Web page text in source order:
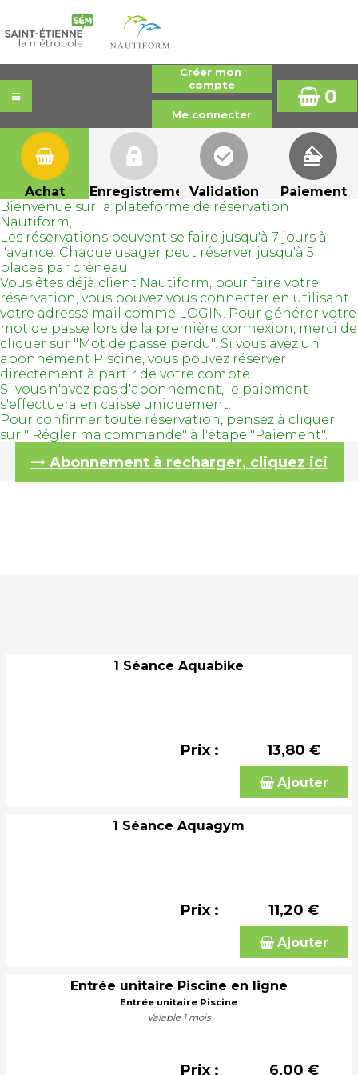
0
Achat EnregistrementValidation
Paiement
Bienvenue sur la plateforme de réservation
Nautiform,
Les réservations peuvent se faire jusqu'à 7 jours à
l'avance. Chaque usager peut réserver jusqu'à 5
places par créneau.
Vous êtes déjà client Nautiform, pour faire votre
réservation, vous pouvez vous connecter en utilisant
votre adresse mail comme LOGIN. Pour générer votre
mot de passe lors de la première connexion, merci de
cliquer sur "Mot de passe perdu". Si vous avez un
abonnement Piscine, vous pouvez réserver
directement à partir de votre compte.
Si vous n'avez pas d'abonnement, le paiement
s'effectuera en caisse uniquement.
Pour confirmer toute réservation, pensez à cliquer
sur " Régler ma commande" à l'étape "Paiement".
Abonnement à recharger, cliquez ici
1 Séance Aquabike
Prix : 13,80 €
Ajouter
1 Séance Aquagym
Prix : 11,20 €
Ajouter
Entrée unitaire Piscine en ligne
Entrée unitaire Piscine
Valable 1 mois
Prix : 6,00 €